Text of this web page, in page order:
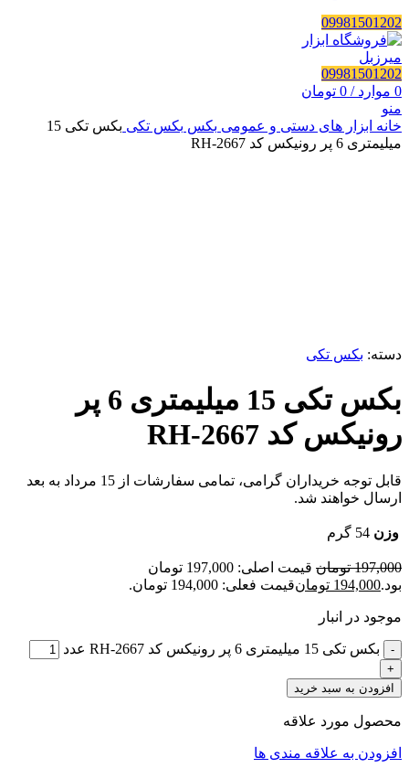
09981501202
09981501202
0 موارد /
0 تومان
منو
خانه ابزار های دستی و عمومی بکس بکس تکی
بکس تکی 15
میلیمتری 6 پر رونیکس کد RH-2667
دسته: بکس تکی
بکس تکی 15 میلیمتری 6 پر
رونیکس کد RH-2667
قابل توجه خریداران گرامی، تمامی سفارشات از 15 مرداد به بعد
ارسال خواهند شد.
وزن 54 گرم
197,000 تومان
قیمت اصلی: 197,000 تومان
بود.194,000 تومانقیمت فعلی: 194,000 تومان.
موجود در انبار
بکس تکی 15 میلیمتری 6 پر رونیکس کد RH-2667 عدد
افزودن به سبد خرید
محصول مورد علاقه
افزودن به علاقه مندی ها